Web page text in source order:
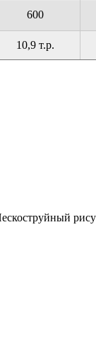
600
10,9 т.р.